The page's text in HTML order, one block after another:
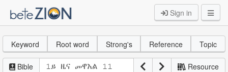
Sign in
Keyword Root word Strong's Reference Topic
Bible Resource